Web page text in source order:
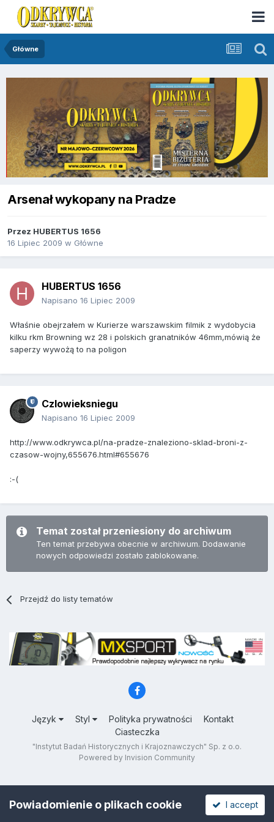
Główne
Arsenał wykopany na Pradze
Przez HUBERTUS 1656
16 Lipiec 2009 w Główne
HUBERTUS 1656
Napisano 16 Lipiec 2009
Właśnie obejrzałem w Kurierze warszawskim filmik z wydobycia
kilku rkm Browning wz 28 i polskich granatników 46mm,mówią że
saperzy wywożą to na poligon
Czlowieksniegu
Napisano 16 Lipiec 2009
http://www.odkrywca.pl/na-pradze-znaleziono-sklad-broni-z-
czasow-wojny,655676.html#655676
:-(
Temat został przeniesiony do archiwum
Ten temat przebywa obecnie w archiwum. Dodawanie
nowych odpowiedzi zostało zablokowane.
Przejdź do listy tematów
Język Styl Polityka prywatności
Kontakt
Ciasteczka
"Instytut Badań Historycznych i Krajoznawczych" Sp. z o.o.
Powered by Invision Community
Powiadomienie o plikach cookie I accept